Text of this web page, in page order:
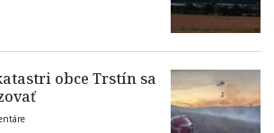
obce Trstín sa